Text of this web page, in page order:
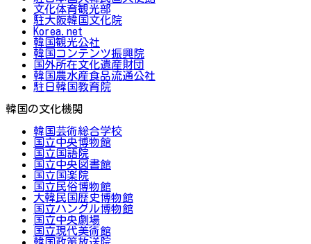
文化体育観光部
駐大阪韓国文化院
Korea.net
韓国観光公社
韓国コンテンツ振興院
国外所在文化遺産財団
韓国農水産食品流通公社
駐日韓国教育院
韓国の文化機関
韓国芸術総合学校
国立中央博物館
国立国語院
国立中央図書館
国立国楽院
国立民俗博物館
大韓民国歴史博物館
国立ハングル博物館
国立中央劇場
国立現代美術館